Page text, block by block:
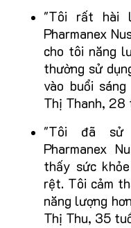
"Tôi rất hài
Pharmanex
cho tôi năng
thường sử
vào buổi
Thị Thanh, 28
"Tôi đã sử
Pharmanex
thấy sức
rệt. Tôi cảm
năng lượng
Thị Thu, 35